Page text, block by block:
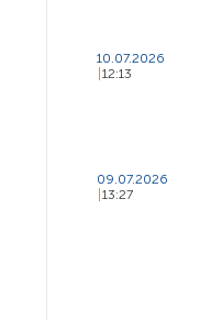
10.07.2026
12:13
09.07.2026
13:27